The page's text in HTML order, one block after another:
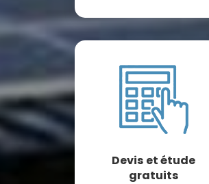
Devis et étude
gratuits